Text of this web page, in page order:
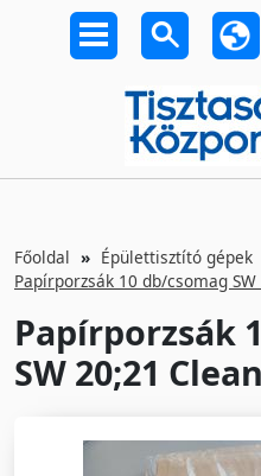
Főoldal Épülettisztító gépek
Papírporzsák 10 db/csomag
Papírporzsák
SW 20;21